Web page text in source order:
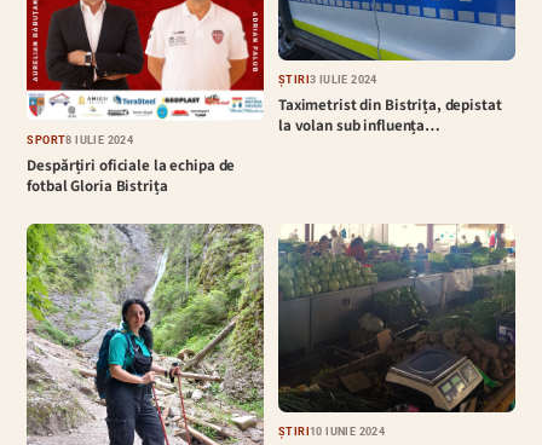
SPORT8 IULIE 2024
Despărțiri oficiale la echipa de
fotbal Gloria Bistrița
ȘTIRI3 IULIE 2024
Taximetrist din Bistrița, depistat
la volan sub influența…
ȘTIRI10 IUNIE 2024